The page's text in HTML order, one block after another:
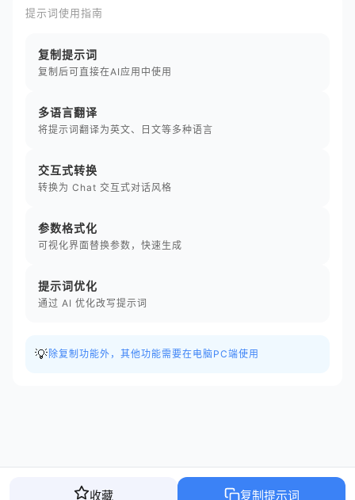
提示词使用指南
复制提示词
复制后可直接在AI应用中使用
多语言翻译
将提示词翻译为英文、日文等多种语言
交互式转换
转换为 Chat 交互式对话风格
参数格式化
可视化界面替换参数，快速生成
提示词优化
通过 AI 优化改写提示词
💡 除复制功能外，其他功能需要在电脑PC端使用
收藏 复制提示词